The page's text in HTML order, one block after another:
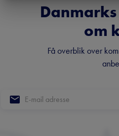
om
Få overblik over